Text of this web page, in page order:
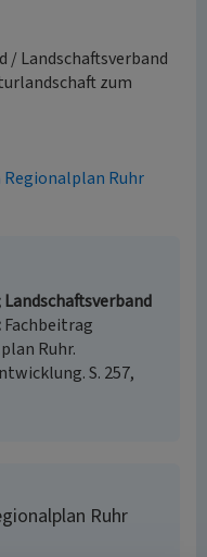
/ Landschaftsverband
zum
Ruhr
Fachbeitrag
Ruhr.
S. 257,
Ruhr